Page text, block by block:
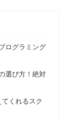
ログラミング
選び方！絶対
くれるスク